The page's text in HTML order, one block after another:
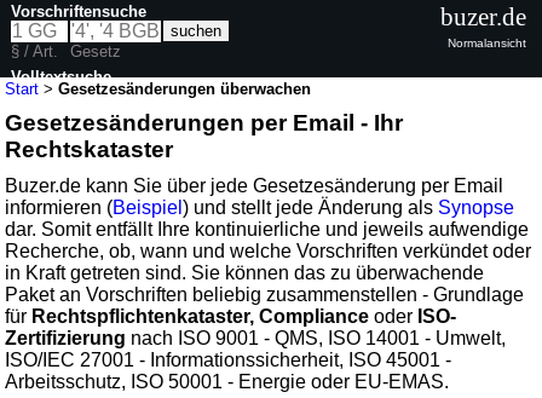
Start >Gesetzesänderungen überwachen
Gesetzesänderungen per Email - Ihr
Rechtskataster
Buzer.de kann Sie über jede Gesetzesänderung per Email
informieren (Beispiel) und stellt jede Änderung als Synopse
dar. Somit entfällt Ihre kontinuierliche und jeweils aufwendige
Recherche, ob, wann und welche Vorschriften verkündet oder
in Kraft getreten sind. Sie können das zu überwachende
Paket an Vorschriften beliebig zusammenstellen - Grundlage
für Rechtspflichtenkataster, Compliance oder ISO-
Zertifizierung nach ISO 9001 - QMS, ISO 14001 - Umwelt,
ISO/IEC 27001 - Informationssicherheit, ISO 45001 -
Arbeitsschutz, ISO 50001 - Energie oder EU-EMAS.
Vorschriftensuche
§ / Art.
Gesetz
Volltextsuche
buzer.de
Normalansicht